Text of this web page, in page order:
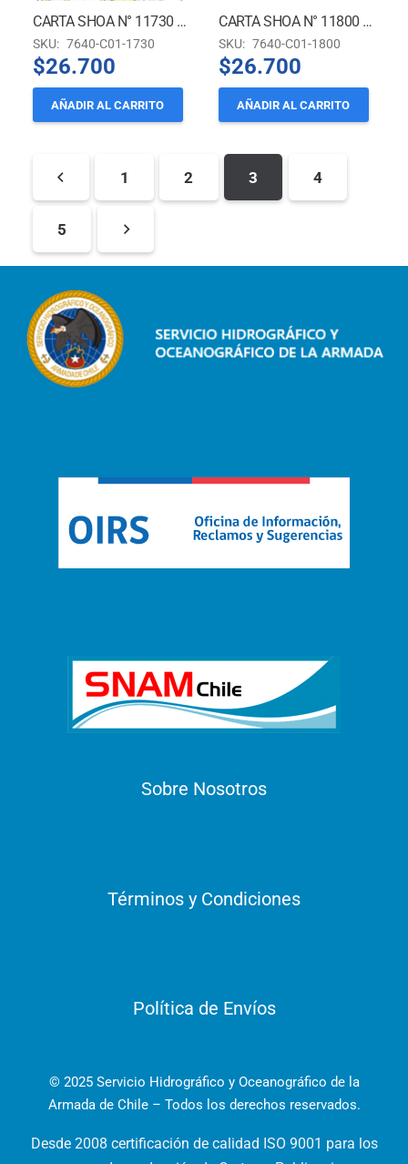
CARTA SHOA N° 11730 – CANAL FITZ ROY *
SKU: 7640-C01-1730
$26.700
AÑADIR AL CARRITO
CARTA SHOA N° 11800 – SENO OTWAY *
SKU: 7640-C01-1800
$26.700
AÑADIR AL CARRITO
1 2 3 4
5
Sobre Nosotros
Términos y Condiciones
Política de Envíos
© 2025 Servicio Hidrográfico y Oceanográfico de la
Armada de Chile – Todos los derechos reservados.
Desde 2008 certificación de calidad ISO 9001 para los